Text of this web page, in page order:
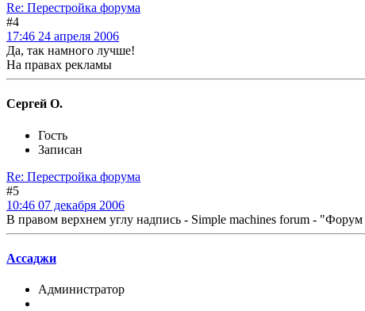
Re: Перестройка форума
#4
17:46 24 апреля 2006
Да, так намного лучше!
На правах рекламы
Сергей О.
Гость
Записан
Re: Перестройка форума
#5
10:46 07 декабря 2006
В правом верхнем углу надпись - Simple machines forum -
Ассаджи
Администратор